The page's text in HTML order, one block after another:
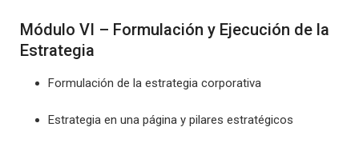
Módulo VI – Formulación y Ejecución de la
Estrategia
Formulación de la estrategia corporativa
Estrategia en una página y pilares estratégicos